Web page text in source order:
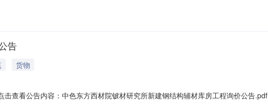
告
货物
查看公告内容：中色东方西材院铍材研究所新建钢结构辅材库房工程询价公告.pdf